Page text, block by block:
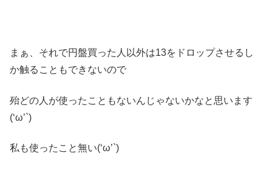
まぁ、それで円盤買った人以外は13をドロップさせるし
か触ることもできないので
殆どの人が使ったこともないんじゃないかなと思います
(‘ω’`)
私も使ったこと無い(‘ω’`)